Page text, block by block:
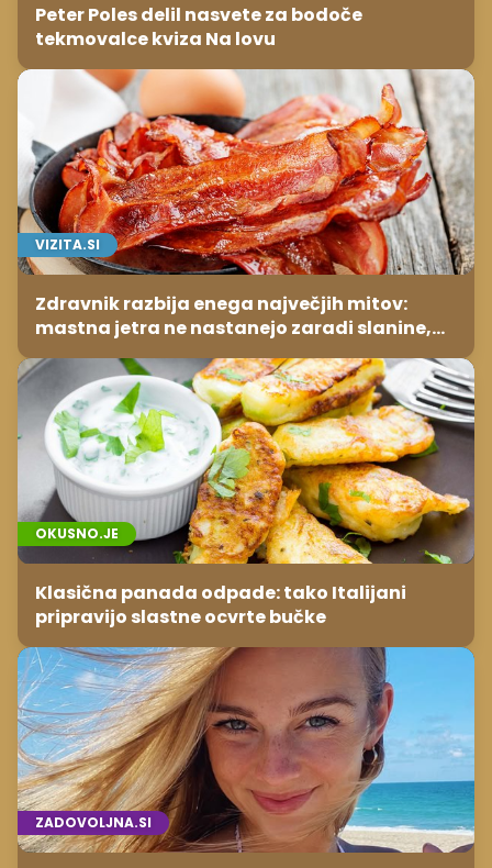
Peter Poles delil nasvete za bodoče
tekmovalce kviza Na lovu
VIZITA.SI
Zdravnik razbija enega največjih mitov:
mastna jetra ne nastanejo zaradi slanine,
temveč zaradi živila, ki ga imamo vsi radi
OKUSNO.JE
Klasična panada odpade: tako Italijani
pripravijo slastne ocvrte bučke
ZADOVOLJNA.SI